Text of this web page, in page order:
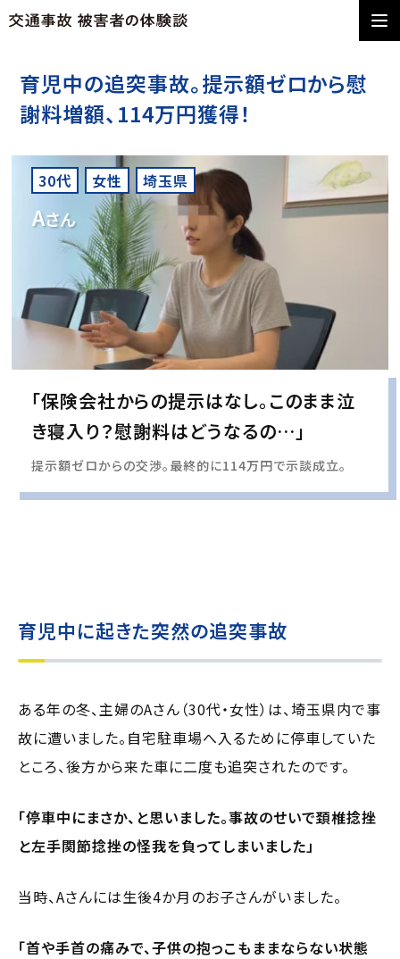
育児中の追突事故。提示額ゼロから慰
謝料増額、114万円獲得！
30代 女性 埼玉県
Aさん
「保険会社からの提示はなし。このまま泣
き寝入り？慰謝料はどうなるの…」
提示額ゼロからの交渉。最終的に114万円で示談成立。
育児中に起きた突然の追突事故
ある年の冬、主婦のAさん（30代・女性）は、埼玉県内で事
故に遭いました。自宅駐車場へ入るために停車していた
ところ、後方から来た車に二度も追突されたのです。
「停車中にまさか、と思いました。事故のせいで頚椎捻挫
と左手関節捻挫の怪我を負ってしまいました」
当時、Aさんには生後4か月のお子さんがいました。
「首や手首の痛みで、子供の抱っこもままならない状態